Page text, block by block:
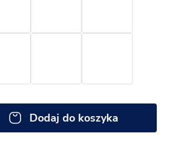
Dodaj do koszyka